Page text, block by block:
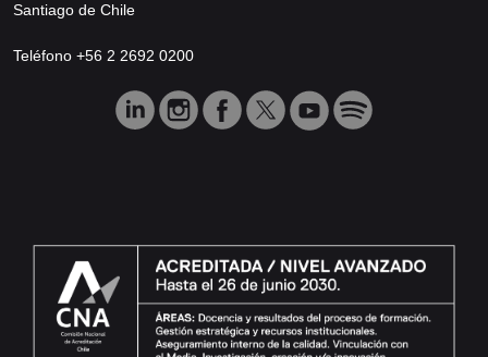
Santiago de Chile
Teléfono +56 2 2692 0200